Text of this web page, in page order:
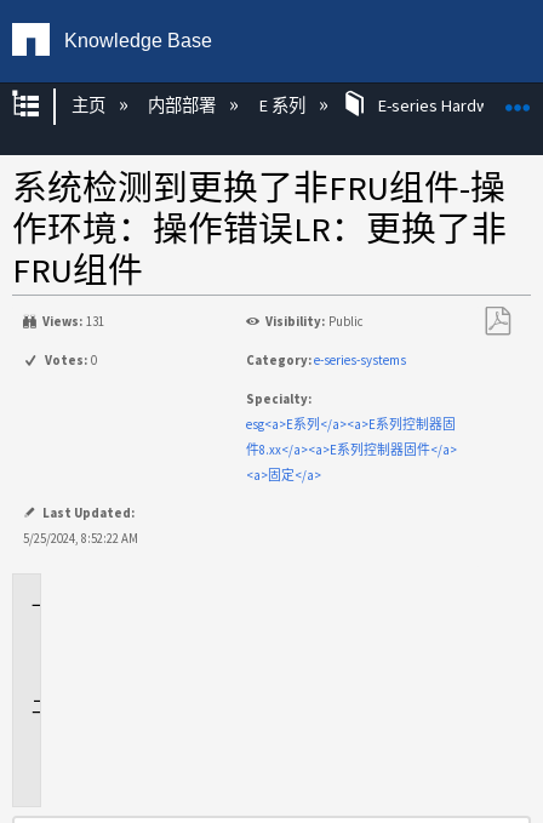
Knowledge Base
扩展/隐缩全局层次
主页 内部部署 E 系列 E-series Hardware
系统检测到更换了非FRU组件-操
作环境：操作错误LR：更换了非
FRU组件
Views: 131 Visibility: Public
Votes: 0 Category:e-series-systems
Specialty:
esg<a>E系列</a><a>E系列控制器固
件8.xx</a><a>E系列控制器固件</a>
<a>固定</a>
Last Updated:
5/25/2024, 8:52:22 AM